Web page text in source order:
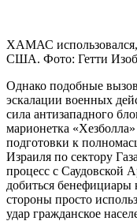
ХАМАС использовался,
США. Фото: Гетти
Однако подобные
эскалации военных
сила антизападного
марионетка
подготовки к
Израиля по сектору
процесс с Саудовской
добиться бенефициары
стороны просто
удар гражданское